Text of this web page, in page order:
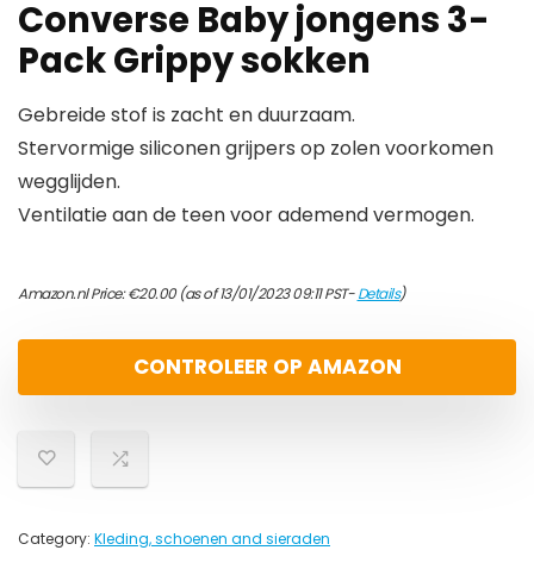
Converse Baby jongens 3-
Pack Grippy sokken
Gebreide stof is zacht en duurzaam.
Stervormige siliconen grijpers op zolen voorkomen
wegglijden.
Ventilatie aan de teen voor ademend vermogen.
Amazon.nl Price:€20.00(as of 13/01/2023 09:11 PST-Details)
CONTROLEER OP AMAZON
Category: Kleding, schoenen and sieraden